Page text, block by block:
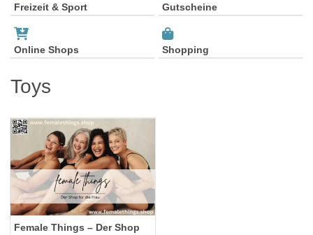
Freizeit & Sport Gutscheine
Online Shops Shopping
Toys
Female Things – Der Shop